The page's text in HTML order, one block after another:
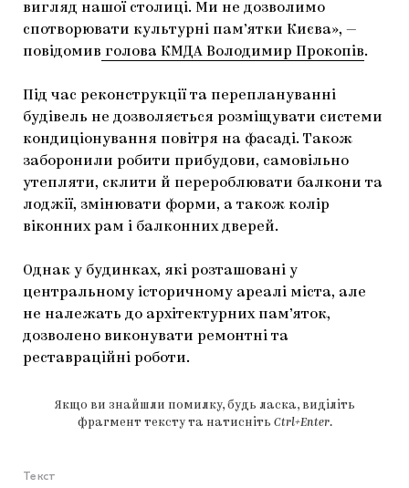
вигляд нашої столиці. Ми не дозволимо
спотворювати культурні пам’ятки Києва», —
повідомив голова КМДА Володимир Прокопів.
Під час реконструкції та переплануванні
будівель не дозволяється розміщувати системи
кондиціонування повітря на фасаді. Також
заборонили робити прибудови, самовільно
утепляти, склити й перероблювати балкони та
лоджії, змінювати форми, а також колір
віконних рам і балконних дверей.
Однак у будинках, які розташовані у
центральному історичному ареалі міста, але
не належать до архітектурних пам’яток,
дозволено виконувати ремонтні та
реставраційні роботи.
Якщо ви знайшли помилку, будь ласка, виділіть
фрагмент тексту та натисніть Ctrl+Enter.
Текст